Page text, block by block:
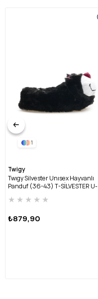
1
Twigy
Twıgy Silvester Unısex Hayvanlı
Panduf (36-43) T-SİLVESTER U-
★ ★ ★ ★ ★
₺879,90